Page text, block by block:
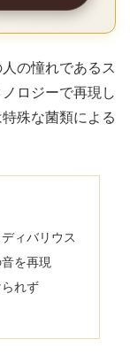
の憧れであるス
ロジーで再現し
殊な菌類による
ィバリウス
を再現
れず